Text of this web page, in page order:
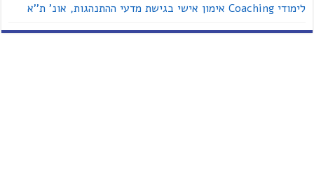
לימודי Coaching אימון אישי בגישת מדעי ההתנהגות, אונ' ת''א